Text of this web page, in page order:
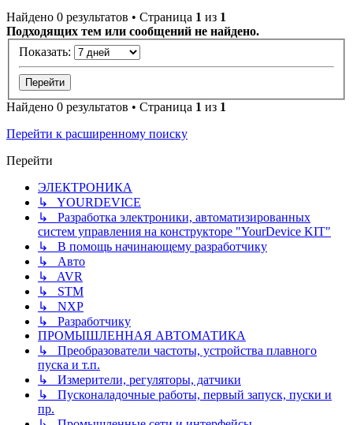
Найдено 0 результатов • Страница 1 из 1
Подходящих тем или сообщений не найдено.
Показать:
Найдено 0 результатов • Страница 1 из 1
Перейти к расширенному поиску
Перейти
ЭЛЕКТРОНИКА
↳ YOURDEVICE
↳ Разработка электроники, автоматизированных
систем управления на конструкторе "YourDevice KIT"
↳ В помощь начинающему разработчику
↳ Авто
↳ AVR
↳ STM
↳ NXP
↳ Разработчику
ПРОМЫШЛЕННАЯ АВТОМАТИКА
↳ Преобразователи частоты, устройства плавного
пуска и т.п.
↳ Измерители, регуляторы, датчики
↳ Пусконаладочные работы, первый запуск, пуски и
пр.